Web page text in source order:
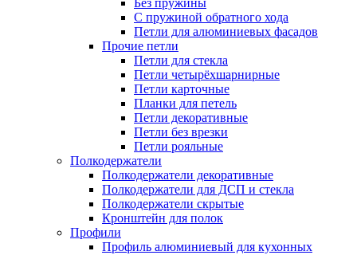
С пружиной обратного хода
Петли для алюминиевых фасадов
Прочие петли
Петли для стекла
Петли четырёхшарнирные
Петли карточные
Планки для петель
Петли декоративные
Петли без врезки
Петли рояльные
Полкодержатели
Полкодержатели декоративные
Полкодержатели для ДСП и стекла
Полкодержатели скрытые
Кронштейн для полок
Профили
Профиль алюминиевый для кухонных